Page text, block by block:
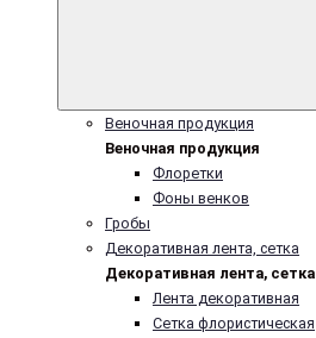
Веночная продукция
Веночная продукция
Флоретки
Фоны венков
Гробы
Декоративная лента, сетка
Декоративная лента, сетка
Лента декоративная
Сетка флористическая